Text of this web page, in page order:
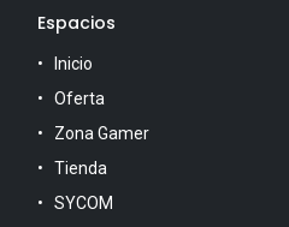
Espacios
Inicio
Oferta
Zona Gamer
Tienda
SYCOM